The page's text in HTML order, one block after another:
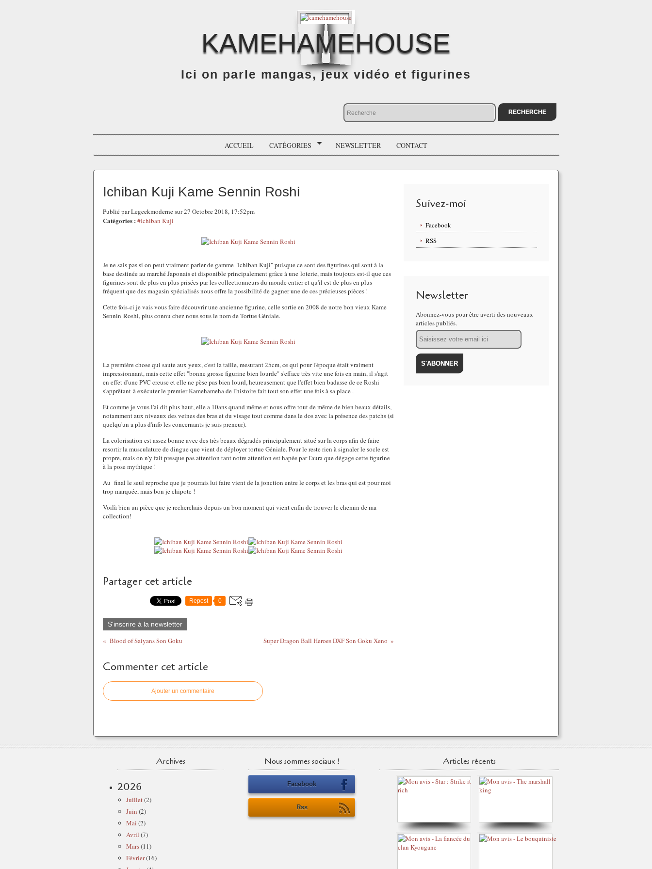
KAMEHAMEHOUSE
Ici on parle mangas, jeux vidéo et figurines
ACCUEIL CATÉGORIES NEWSLETTER CONTACT
Ichiban Kuji Kame Sennin Roshi
Publié par Legeekmoderne sur 27 Octobre 2018, 17:52pm
Catégories : #Ichiban Kuji
Je ne sais pas si on peut vraiment parler de gamme "Ichiban Kuji" puisque ce sont des figurines qui sont à la
base destinée au marché Japonais et disponible principalement grâce à une loterie, mais toujours est-il que ces
figurines sont de plus en plus prisées par les collectionneurs du monde entier et qu'il est de plus en plus
fréquent que des magasin spécialisés nous offre la possibilité de gagner une de ces précieuses pièces !
Cette fois-ci je vais vous faire découvrir une ancienne figurine, celle sortie en 2008 de notre bon vieux Kame
Sennin Roshi, plus connu chez nous sous le nom de Tortue Géniale.
La première chose qui saute aux yeux, c'est la taille, mesurant 25cm, ce qui pour l'époque était vraiment
impressionnant, mais cette effet "bonne grosse figurine bien lourde" s'efface très vite une fois en main, il s'agit
en effet d'une PVC creuse et elle ne pèse pas bien lourd, heureusement que l'effet bien badasse de ce Roshi
s'apprêtant à exécuter le premier Kamehameha de l'histoire fait tout son effet une fois à sa place .
Et comme je vous l'ai dit plus haut, elle a 10ans quand même et nous offre tout de même de bien beaux détails,
notamment aux niveaux des veines des bras et du visage tout comme dans le dos avec la présence des patchs (si
quelqu'un a plus d'info les concernants je suis preneur).
La colorisation est assez bonne avec des très beaux dégradés principalement situé sur la corps afin de faire
resortir la musculature de dingue que vient de déployer tortue Géniale. Pour le reste rien à signaler le socle est
propre, mais on n'y fait presque pas attention tant notre attention est hapée par l'aura que dégage cette figurine
à la pose mythique !
Au final le seul reproche que je pourrais lui faire vient de la jonction entre le corps et les bras qui est pour moi
trop marquée, mais bon je chipote !
Voilà bien un pièce que je recherchais depuis un bon moment qui vient enfin de trouver le chemin de ma
collection!
Partager cet article
Repost 0
S'inscrire à la newsletter
Blood of Saiyans Son Goku Super Dragon Ball Heroes DXF Son Goku Xeno
Commenter cet article
Ajouter un commentaire
Suivez-moi
Facebook
RSS
Newsletter
Abonnez-vous pour être averti des nouveaux
articles publiés.
Email
Archives
2026
Juillet(2)
Juin (2)
Mai (2)
Avril (7)
Mars(11)
Février(16)
Nous sommes sociaux !
Facebook
Rss
Articles récents